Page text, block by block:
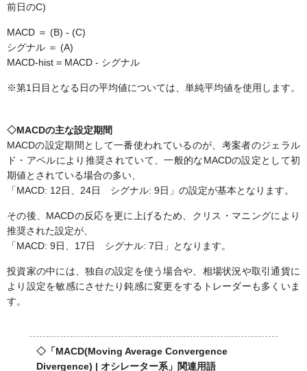
前日のC)
MACD ＝ (B) - (C)
シグナル ＝ (A)
MACD-hist = MACD - シグナル
※第1日目となる日の平均値については、単純平均値を使用します。
◇MACDの主な設定期間
MACDの設定期間として一番使われているのが、考案者のジェラル
ド・アペルにより推奨されていて、一般的なMACDの設定として初
期値とされている場合の多い、
「MACD: 12日、24日 シグナル: 9日」の設定が基本となります。
その後、MACDの反応を更に上げるため、クリス・マニングにより
推奨された設定が、
「MACD: 9日、17日 シグナル: 7日」となります。
投資家の中には、独自の設定を使う場合や、相場状況や取引通貨に
より設定を敏感にさせたり鈍感に変更をするトレーダーも多くいま
す。
◇「MACD(Moving Average Convergence
Divergence) | オシレーター系」関連用語